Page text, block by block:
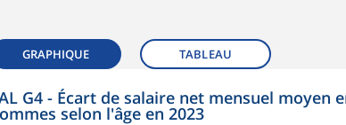
GRAPHIQUE TABLEAU
G4 - Écart de salaire net mensuel moyen
selon l'âge en 2023